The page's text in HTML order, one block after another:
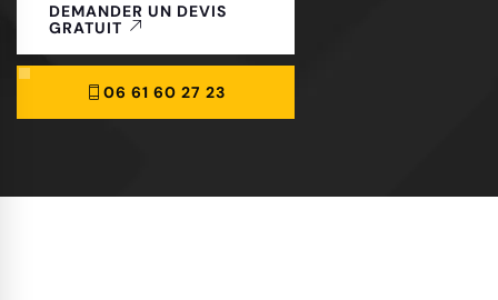
DEMANDER UN DEVIS
GRATUIT
06 61 60 27 23